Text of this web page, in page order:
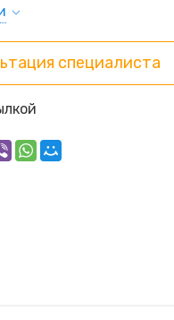
специалиста